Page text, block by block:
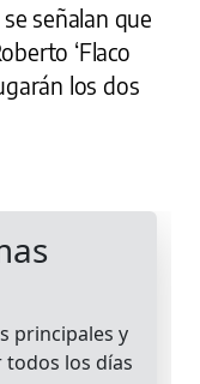
señalan que
‘Flaco
los dos